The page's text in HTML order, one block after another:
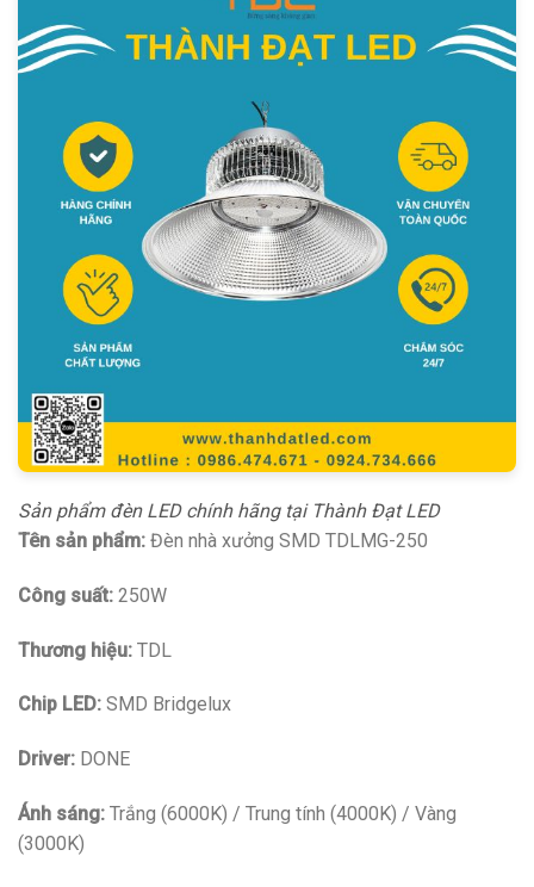
Sản phẩm đèn LED chính hãng tại Thành Đạt LED
Tên sản phẩm: Đèn nhà xưởng SMD TDLMG-250
Công suất: 250W
Thương hiệu: TDL
Chip LED: SMD Bridgelux
Driver: DONE
Ánh sáng: Trắng (6000K) / Trung tính (4000K) / Vàng
(3000K)